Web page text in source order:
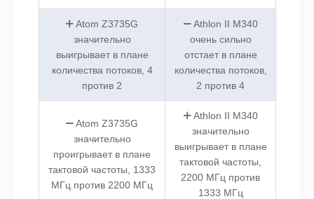
Atom Z3735G
значительно
выигрывает в плане
количества потоков, 4
против 2
Athlon II M340
очень сильно
отстает в плане
количества потоков,
2 против 4
Atom Z3735G
значительно
проигрывает в плане
тактовой частоты, 1333
МГц против 2200 МГц
Athlon II M340
значительно
выигрывает в плане
тактовой частоты,
2200 МГц против
1333 МГц